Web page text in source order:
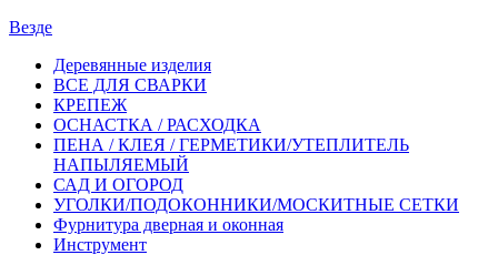
Везде
Деревянные изделия
ВСЕ ДЛЯ СВАРКИ
КРЕПЕЖ
ОСНАСТКА / РАСХОДКА
ПЕНА / КЛЕЯ / ГЕРМЕТИКИ/УТЕПЛИТЕЛЬ
НАПЫЛЯЕМЫЙ
САД И ОГОРОД
УГОЛКИ/ПОДОКОННИКИ/МОСКИТНЫЕ СЕТКИ
Фурнитура дверная и оконная
Инструмент